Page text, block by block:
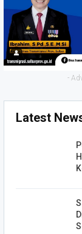
-
Latest